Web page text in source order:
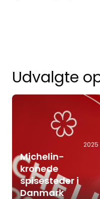
Udvalgte
2025
Michelin-
kronede
spisesteder i
Danmark